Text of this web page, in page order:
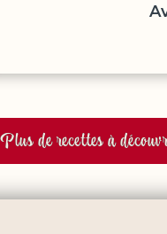
Plus de recettes à